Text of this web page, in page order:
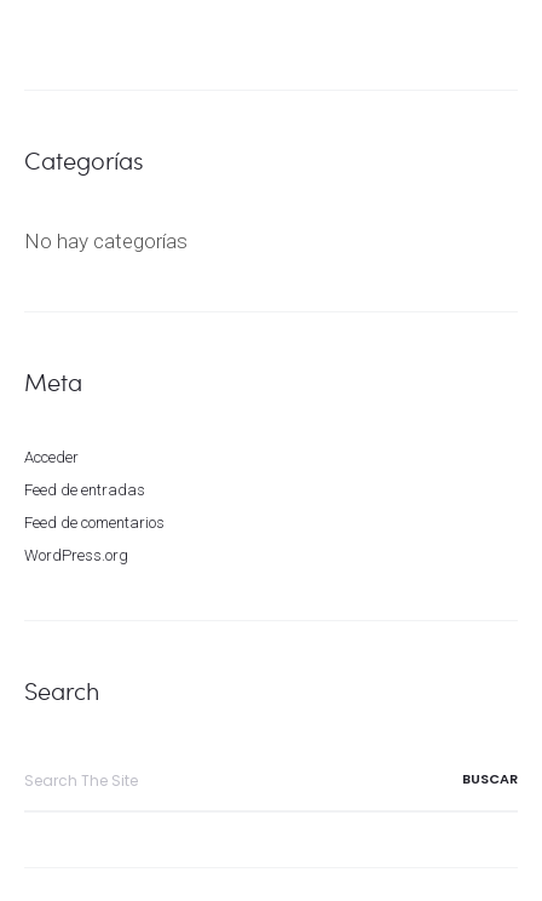
Categorías
No hay categorías
Meta
Acceder
Feed de entradas
Feed de comentarios
WordPress.org
Search